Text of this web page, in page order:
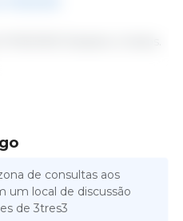
Estados Unidos.
de consultas aos
um local de discussão
de 3tres3